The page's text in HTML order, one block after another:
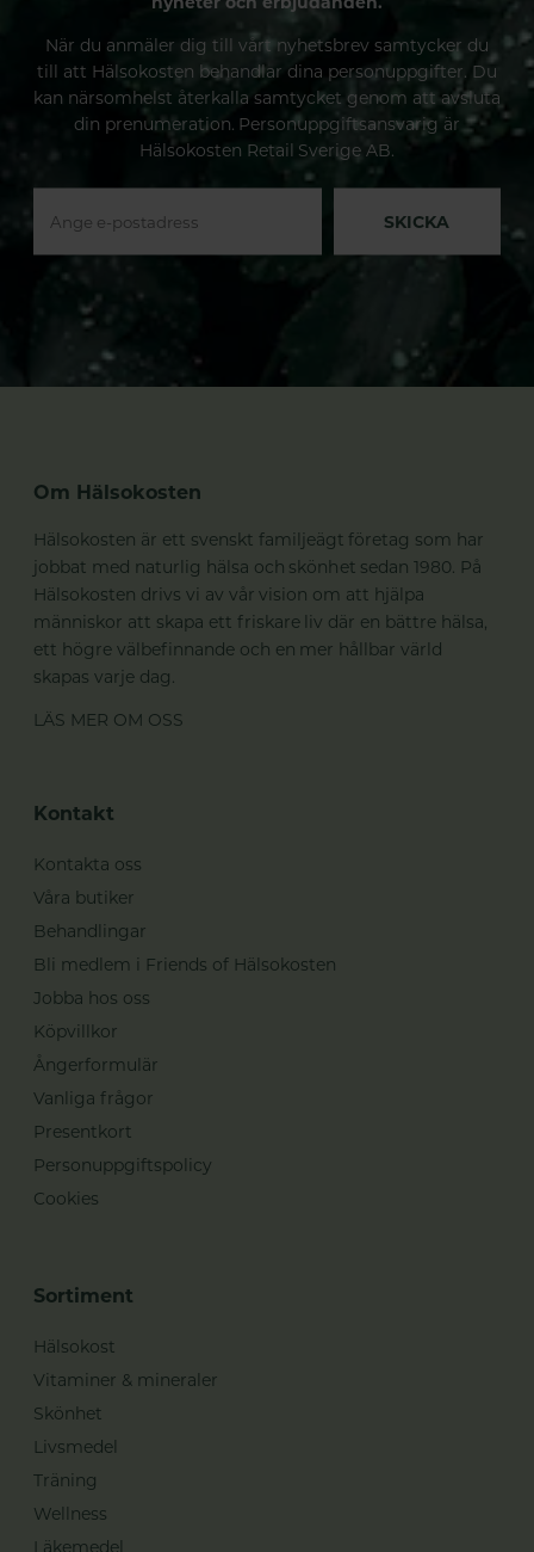
När du anmäler dig till vårt nyhetsbrev samtycker du
till att Hälsokosten behandlar dina personuppgifter. Du
kan närsomhelst återkalla samtycket genom att avsluta
din prenumeration. Personuppgiftsansvarig är
Hälsokosten Retail Sverige AB.
SKICKA
Om Hälsokosten
Hälsokosten är ett svenskt familjeägt företag som har
jobbat med naturlig hälsa och skönhet sedan 1980. På
Hälsokosten drivs vi av vår vision om att hjälpa
människor att skapa ett friskare liv där en bättre hälsa,
ett högre välbefinnande och en mer hållbar värld
skapas varje dag.
LÄS MER OM OSS
Kontakt
Kontakta oss
Våra butiker
Behandlingar
Bli medlem i Friends of Hälsokosten
Jobba hos oss
Köpvillkor
Ångerformulär
Vanliga frågor
Presentkort
Personuppgiftspolicy
Cookies
Sortiment
Hälsokost
Vitaminer & mineraler
Skönhet
Livsmedel
Träning
Wellness
Läkemedel